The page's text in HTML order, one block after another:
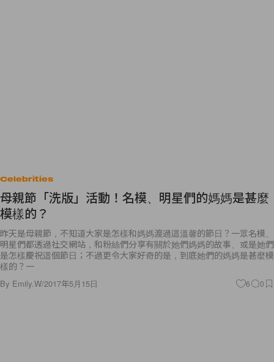
Celebrities
母親節「洗版」活動！名模、明星們的媽媽是甚麼
模樣的？
昨天是母親節，不知道大家是怎樣和媽媽渡過這溫馨的節日？一眾名模、
明星們都透過社交網站，和粉絲們分享有關於她們媽媽的故事、或是她們
是怎樣慶祝這個節日；不過更令大家好奇的是，到底她們的媽媽是甚麼模
樣的？一
By Emily.W/2017年5月15日 6 0